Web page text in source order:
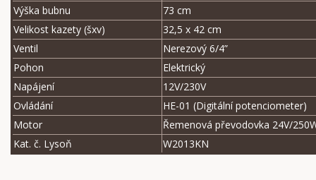
Výška bubnu
73 cm
Velikost kazety (šxv)
32,5 x 42 cm
Ventil
Nerezový 6/4”
Pohon
Elektrický
Napájení
12V/230V
Ovládání
HE-01 (Digitální potenciometer)
Motor
Řemenová převodovka 24V/
Kat. č. Lysoň
W2013KN